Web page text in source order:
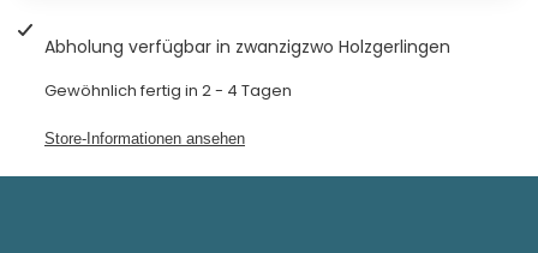
Abholung verfügbar in zwanzigzwo Holzgerlingen
Gewöhnlich fertig in 2 - 4 Tagen
Store-Informationen ansehen